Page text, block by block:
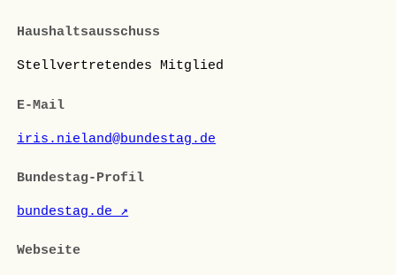
Haushaltsausschuss
Stellvertretendes Mitglied
E-Mail
iris.nieland@bundestag.de
Bundestag-Profil
bundestag.de ↗
Webseite